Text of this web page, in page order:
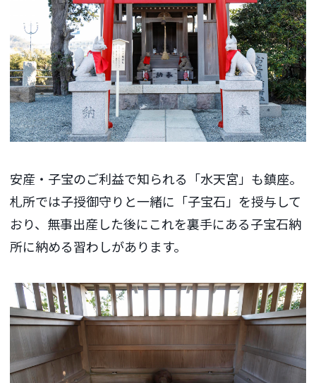
安産・子宝のご利益で知られる「水天宮」も鎮座。
札所では子授御守りと一緒に「子宝石」を授与して
おり、無事出産した後にこれを裏手にある子宝石納
所に納める習わしがあります。